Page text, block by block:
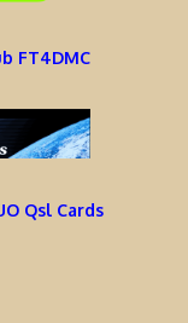
FT4DMC
Qsl Cards